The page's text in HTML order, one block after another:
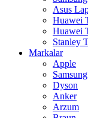
Asus
Huawei
Huawei
Stanley
Markalar
Apple
Samsung
Dyson
Anker
Arzum